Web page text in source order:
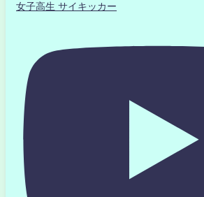
女子高生 サイキッカー